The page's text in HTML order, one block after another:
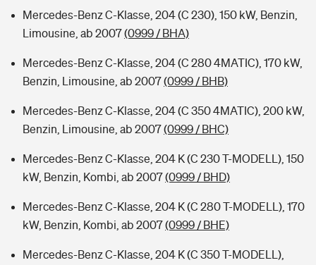
Mercedes-Benz C-Klasse, 204 (C 230), 150 kW, Benzin,
Limousine, ab 2007(0999 / BHA)
Mercedes-Benz C-Klasse, 204 (C 280 4MATIC), 170 kW,
Benzin, Limousine, ab 2007(0999 / BHB)
Mercedes-Benz C-Klasse, 204 (C 350 4MATIC), 200 kW,
Benzin, Limousine, ab 2007(0999 / BHC)
Mercedes-Benz C-Klasse, 204 K (C 230 T-MODELL), 150
kW, Benzin, Kombi, ab 2007(0999 / BHD)
Mercedes-Benz C-Klasse, 204 K (C 280 T-MODELL), 170
kW, Benzin, Kombi, ab 2007(0999 / BHE)
Mercedes-Benz C-Klasse, 204 K (C 350 T-MODELL),